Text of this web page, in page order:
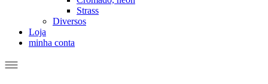
Strass
Diversos
Loja
minha conta